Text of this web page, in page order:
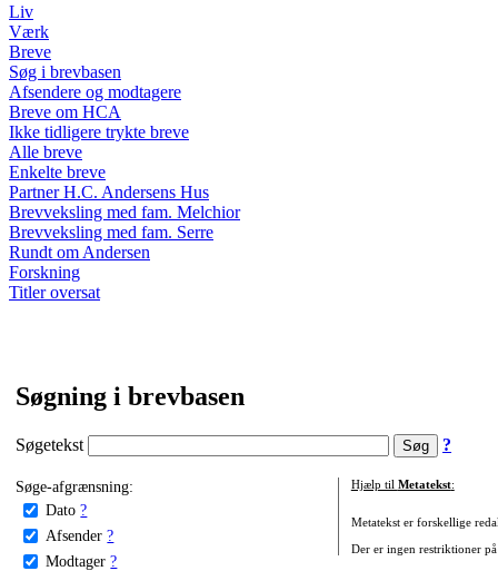
Liv
Værk
Breve
Søg i brevbasen
Afsendere og modtagere
Breve om HCA
Ikke tidligere trykte breve
Alle breve
Enkelte breve
Partner H.C. Andersens Hus
Brevveksling med fam. Melchior
Brevveksling med fam. Serre
Rundt om Andersen
Forskning
Titler oversat
Søgning i brevbasen
Søgetekst ?
Søge-afgrænsning:
Dato ?
Afsender ?
Modtager ?
Hjælp til Metatekst:
Metatekst er forskellige
Der er ingen restriktioner